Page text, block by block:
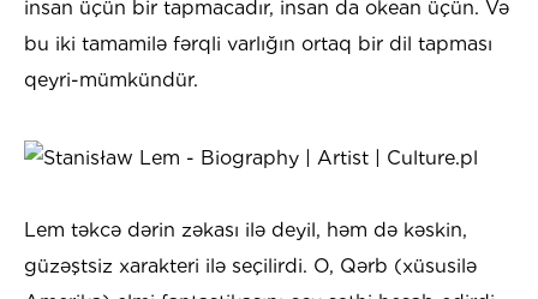
insan üçün bir tapmacadır, insan da okean üçün. Və
bu iki tamamilə fərqli varlığın ortaq bir dil tapması
qeyri-mümkündür.
Lem təkcə dərin zəkası ilə deyil, həm də kəskin,
güzəştsiz xarakteri ilə seçilirdi. O, Qərb (xüsusilə